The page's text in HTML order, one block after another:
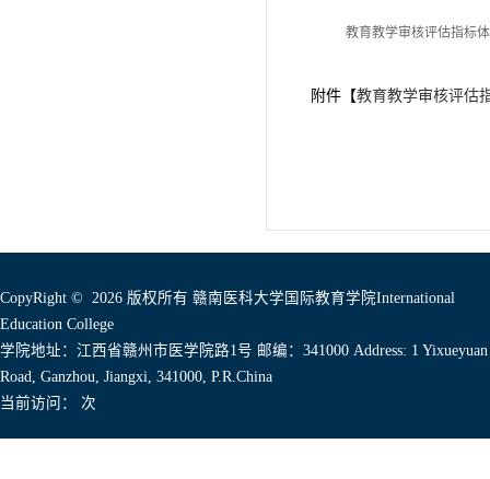
教育教学审核评估指标
附件【教育教学审核评估
CopyRight © 2026 版权所有 赣南医科大学国际教育学院International
Education College
学院地址：江西省赣州市医学院路1号 邮编：341000 Address: 1 Yixueyuan
Road, Ganzhou, Jiangxi, 341000, P.R.China
当前访问：
次